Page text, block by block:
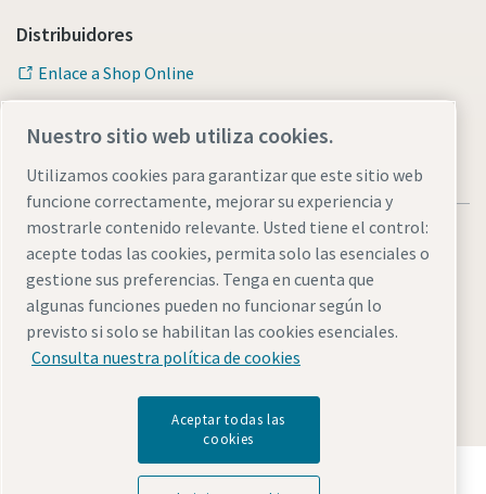
Distribuidores
Enlace a Shop Online
Avisos legales y de privacidadAdministrar cookies
Accesibilidad
Mapa del sitio web
© 2026 Atlas Copco AB
Descubre cómo Atlas Copco Group impulsa la
Nuestro sitio web utiliza cookies.
Utilizamos cookies para garantizar que este sitio web
funcione correctamente, mejorar su experiencia y
mostrarle contenido relevante. Usted tiene el control:
acepte todas las cookies, permita solo las esenciales o
gestione sus preferencias. Tenga en cuenta que
algunas funciones pueden no funcionar según lo
previsto si solo se habilitan las cookies esenciales.
Consulta nuestra política de cookies
Aceptar todas las
cookies